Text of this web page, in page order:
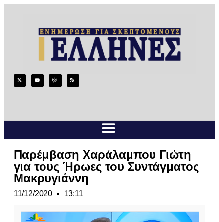
Παρέμβαση Χαράλαμπου Γιώτη
για τους Ήρωες του Συντάγματος
Μακρυγιάννη
11/12/2020 13:11